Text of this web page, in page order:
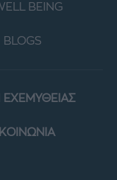
BEING
BLOGS